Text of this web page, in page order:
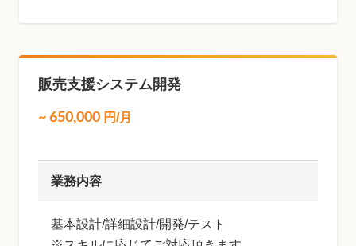
販売支援システム開発
~ 650,000 円/月
業務内容
基本設計/詳細設計/開発/テスト